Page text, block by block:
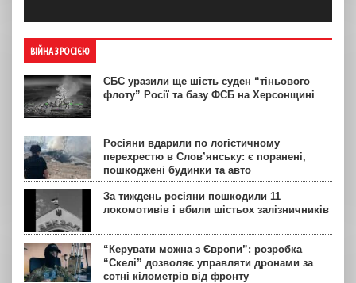
ВІЙНА З РОСІЄЮ
СБС уразили ще шість суден “тіньового
флоту” Росії та базу ФСБ на Херсонщині
Росіяни вдарили по логістичному
перехрестю в Слов’янську: є поранені,
пошкоджені будинки та авто
За тиждень росіяни пошкодили 11
локомотивів і вбили шістьох залізничників
“Керувати можна з Європи”: розробка
“Скелі” дозволяє управляти дронами за
сотні кілометрів від фронту